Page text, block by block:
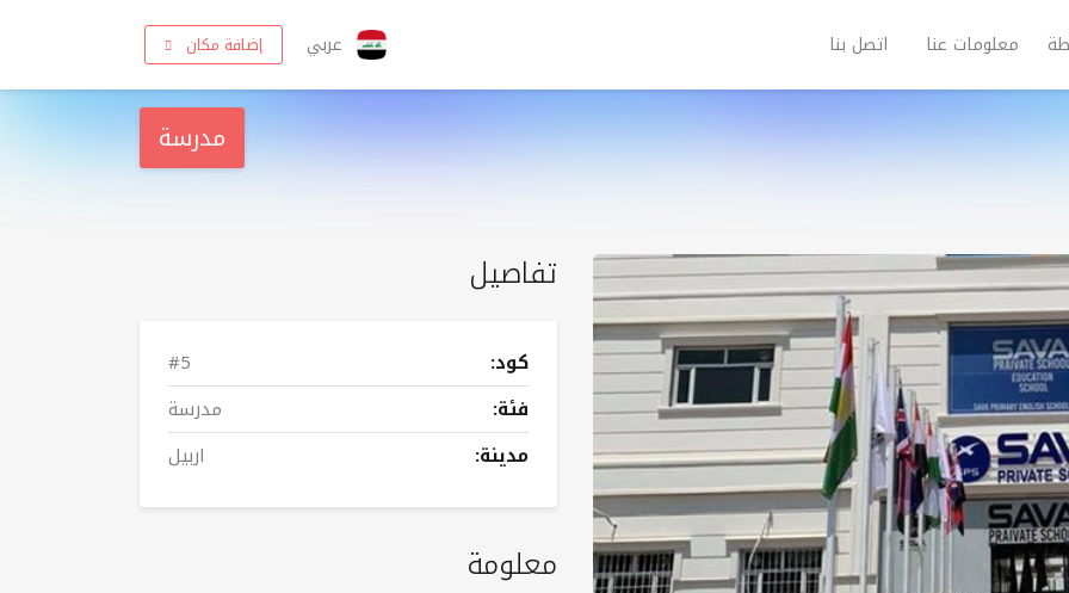
معلومات عنا اتصل بنا عربي إضافة مكان
مدرسة
تفاصيل
كود:
#5
فئة:
مدرسة
مدينة:
اربيل
معلومة